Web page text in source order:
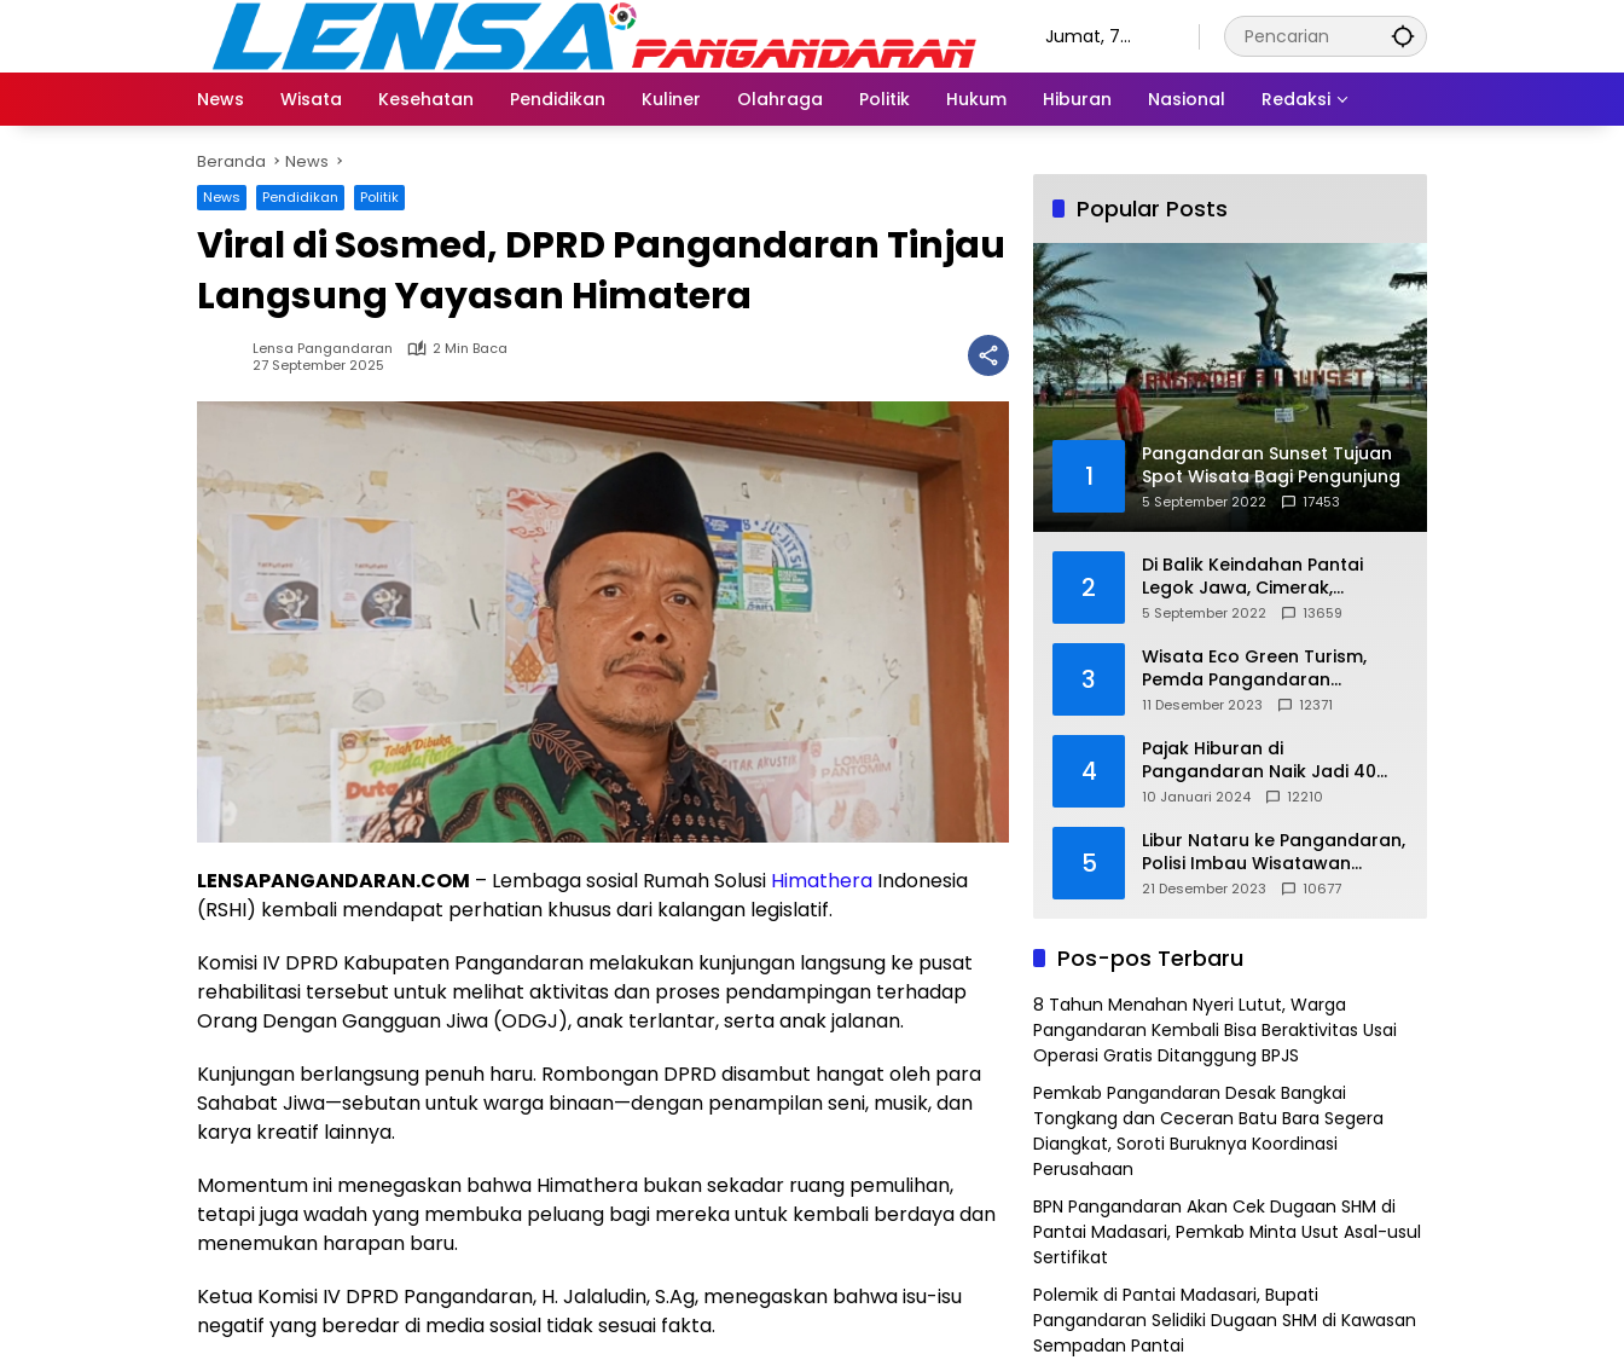
Jumat, 7
News
Wisata Kesehatan Pendidikan Kuliner Olahraga Politik Hukum Hiburan Nasional Redaksi
Beranda News
News Pendidikan Politik
Viral di Sosmed, DPRD Pangandaran Tinjau
Langsung Yayasan Himatera
Lensa Pangandaran
2 Min Baca
27 September 2025
LENSAPANGANDARAN.COM – Lembaga sosial Rumah Solusi Himathera Indonesia
(RSHI) kembali mendapat perhatian khusus dari kalangan legislatif.
Komisi IV DPRD Kabupaten Pangandaran melakukan kunjungan langsung ke pusat
rehabilitasi tersebut untuk melihat aktivitas dan proses pendampingan terhadap
Orang Dengan Gangguan Jiwa (ODGJ), anak terlantar, serta anak jalanan.
Kunjungan berlangsung penuh haru. Rombongan DPRD disambut hangat oleh para
Sahabat Jiwa—sebutan untuk warga binaan—dengan penampilan seni, musik, dan
karya kreatif lainnya.
Momentum ini menegaskan bahwa Himathera bukan sekadar ruang pemulihan,
tetapi juga wadah yang membuka peluang bagi mereka untuk kembali berdaya dan
menemukan harapan baru.
Ketua Komisi IV DPRD Pangandaran, H. Jalaludin, S.Ag, menegaskan bahwa isu-isu
negatif yang beredar di media sosial tidak sesuai fakta.
Popular Posts
1
Pangandaran Sunset Tujuan
Spot Wisata Bagi Pengunjung
5 September 2022 17453
2
Di Balik Keindahan Pantai
Legok Jawa, Cimerak,
Pangandaran
5 September 2022 13659
3
Wisata Eco Green Turism,
Pemda Pangandaran
Gandeng PLN
11 Desember 2023 12371
4
Pajak Hiburan di
Pangandaran Naik Jadi 40
Persen
10 Januari 2024 12210
5
Libur Nataru ke Pangandaran,
Polisi Imbau Wisatawan
Gunakan Jalur Arteri
21 Desember 2023 10677
Pos-pos Terbaru
8 Tahun Menahan Nyeri Lutut, Warga
Pangandaran Kembali Bisa Beraktivitas Usai
Operasi Gratis Ditanggung BPJS
Pemkab Pangandaran Desak Bangkai
Tongkang dan Ceceran Batu Bara Segera
Diangkat, Soroti Buruknya Koordinasi
Perusahaan
BPN Pangandaran Akan Cek Dugaan SHM di
Pantai Madasari, Pemkab Minta Usut Asal-usul
Sertifikat
Polemik di Pantai Madasari, Bupati
Pangandaran Selidiki Dugaan SHM di Kawasan
Sempadan Pantai